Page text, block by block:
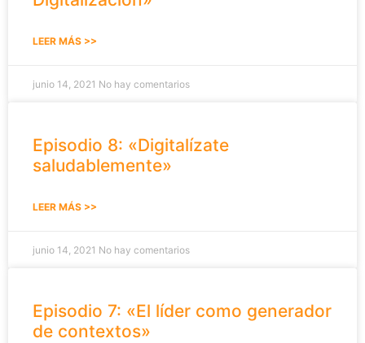
LEER MÁS >>
junio 14, 2021 No hay comentarios
Episodio 8: «Digitalízate
saludablemente»
LEER MÁS >>
junio 14, 2021 No hay comentarios
Episodio 7: «El líder como generador
de contextos»